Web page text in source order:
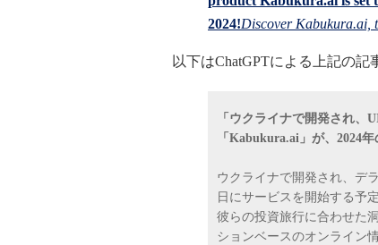
2024!Discover Kabukura.ai,
以下はChatGPTによる上記の記
「ウクライナで開発され
「Kabukura.ai」が、2024
ウクライナで開発され、デ
日にサービスを開始する予
彼らの投資旅行に合わせた
ションベースのオンライン